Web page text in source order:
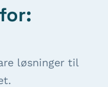
løsninger til